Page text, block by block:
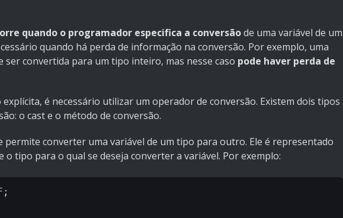
quando o programador especifica a conversãode uma variável de um
quando há perda de informação na conversão. Por exemplo, uma
ser convertida para um tipo inteiro, mas nesse caso pode haver perda de
é necessário utilizar um operador de conversão. Existem dois tipos
o cast e o método de conversão.
permite converter uma variável de um tipo para outro. Ele é representado
o tipo para o qual se deseja converter a variável. Por exemplo: